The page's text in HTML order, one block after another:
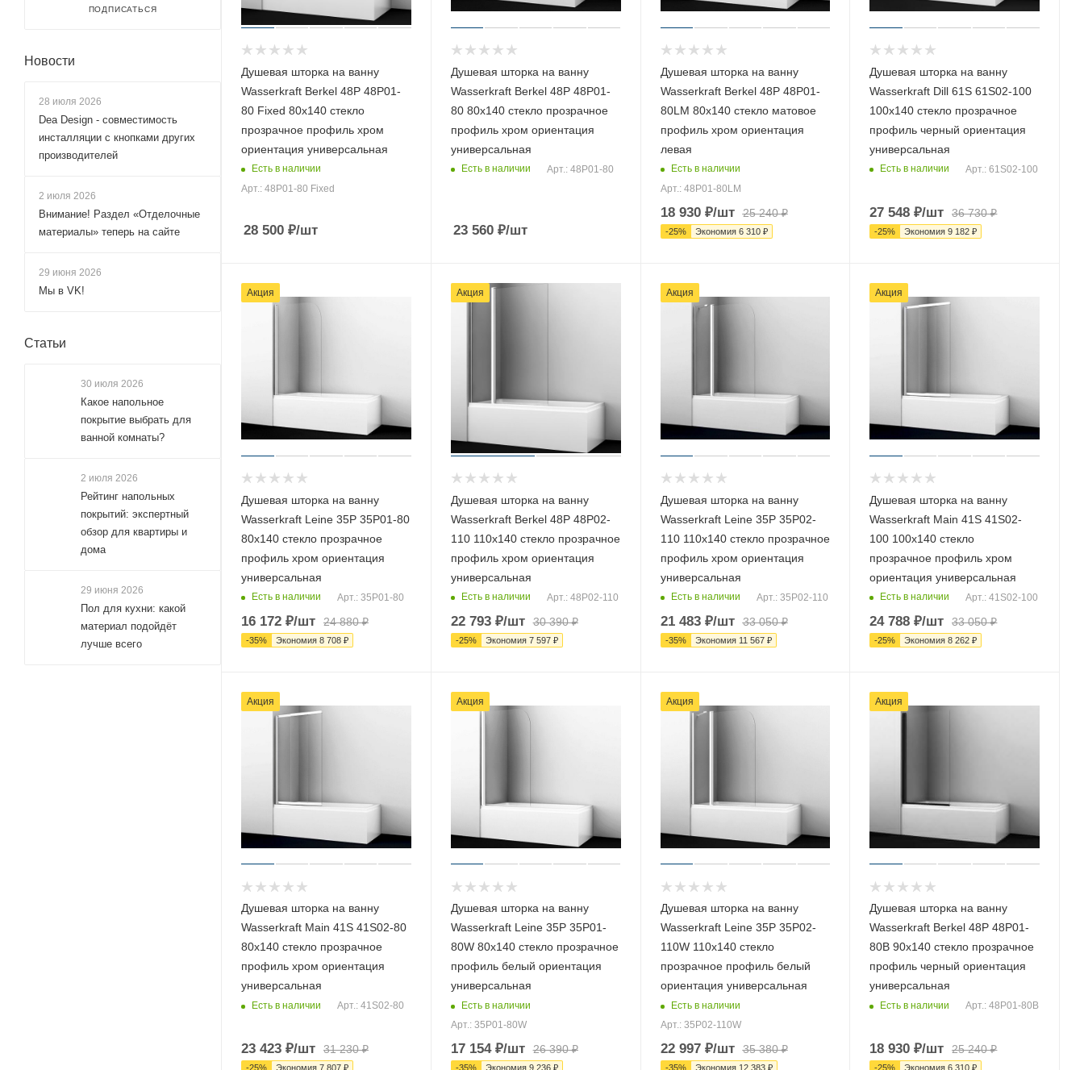
Душевая шторка на ванну
Wasserkraft Berkel 48P 48P01-
80 Fixed 80х140 стекло
прозрачное профиль хром
ориентация универсальная
Есть в наличии
Арт.: 48P01-80 Fixed
28 500 ₽/шт
Душевая шторка на ванну
Wasserkraft Berkel 48P 48P01-
80 80х140 стекло прозрачное
профиль хром ориентация
универсальная
Есть в наличии Арт.: 48P01-80
23 560₽/шт
Душевая шторка на ванну
Wasserkraft Berkel 48P 48P01-
80LM 80х140 стекло матовое
профиль хром ориентация
левая
Есть в наличии
Арт.: 48P01-80LM
18 930₽/шт 25 240₽
-25% Экономия 6 310₽
Душевая шторка на ванну
Wasserkraft Dill 61S 61S02-100
100х140 стекло прозрачное
профиль черный ориентация
универсальная
Есть в наличии Арт.: 61S02-100
27 548 ₽/шт 36 730₽
-25% Экономия9 182 ₽
Акция
Душевая шторка на ванну
Wasserkraft Leine 35P 35P01-80
80х140 стекло прозрачное
профиль хром ориентация
универсальная
Есть в наличии Арт.: 35P01-80
16 172 ₽/шт 24 880₽
-35% Экономия 8 708 ₽
Акция
Душевая шторка на ванну
Wasserkraft Berkel 48P 48P02-
110 110х140 стекло прозрачное
профиль хром ориентация
универсальная
Есть в наличии Арт.: 48P02-110
22 793₽/шт 30 390₽
-25% Экономия 7 597₽
Акция
Душевая шторка на ванну
Wasserkraft Leine 35P 35P02-
110 110х140 стекло прозрачное
профиль хром ориентация
универсальная
Есть в наличии Арт.: 35P02-110
21 483₽/шт 33 050₽
-35% Экономия 11 567₽
Акция
Душевая шторка на ванну
Wasserkraft Main 41S 41S02-
100 100х140 стекло
прозрачное профиль хром
ориентация универсальная
Есть в наличии Арт.: 41S02-100
24 788 ₽/шт 33 050₽
-25% Экономия8 262 ₽
Акция
Душевая шторка на ванну
Wasserkraft Main 41S 41S02-80
80х140 стекло прозрачное
профиль хром ориентация
универсальная
Есть в наличии Арт.: 41S02-80
23 423 ₽/шт 31 230₽
-25% Экономия 7 807 ₽
Акция
Душевая шторка на ванну
Wasserkraft Leine 35P 35P01-
80W 80х140 стекло прозрачное
профиль белый ориентация
универсальная
Есть в наличии
Арт.: 35P01-80W
17 154₽/шт 26 390₽
-35% Экономия 9 236₽
Акция
Душевая шторка на ванну
Wasserkraft Leine 35P 35P02-
110W 110х140 стекло
прозрачное профиль белый
ориентация универсальная
Есть в наличии
Арт.: 35P02-110W
22 997₽/шт 35 380₽
-35% Экономия 12 383₽
Акция
Душевая шторка на ванну
Wasserkraft Berkel 48P 48P01-
80B 90х140 стекло прозрачное
профиль черный ориентация
универсальная
Есть в наличии Арт.: 48P01-80B
18 930 ₽/шт 25 240₽
-25% Экономия6 310 ₽
ПОДПИСАТЬСЯ
Новости
28 июля 2026
Dea Design - совместимость
инсталляции с кнопками других
производителей
2 июля 2026
Внимание! Раздел «Отделочные
материалы» теперь на сайте
29 июня 2026
Мы в VK!
Статьи
30 июля 2026
Какое напольное
покрытие выбрать для
ванной комнаты?
2 июля 2026
Рейтинг напольных
покрытий: экспертный
обзор для квартиры и
дома
29 июня 2026
Пол для кухни: какой
материал подойдёт
лучше всего